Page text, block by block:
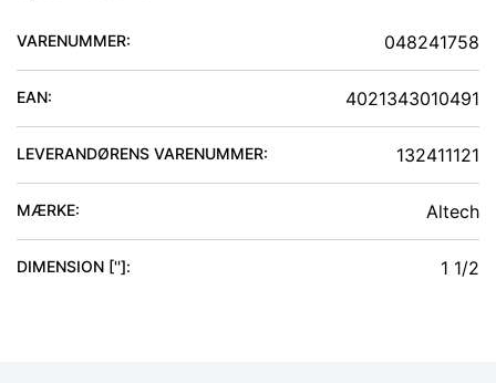
VARENUMMER: 048241758
EAN: 4021343010491
LEVERANDØRENS VARENUMMER: 132411121
MÆRKE: Altech
DIMENSION ['']: 1 1/2